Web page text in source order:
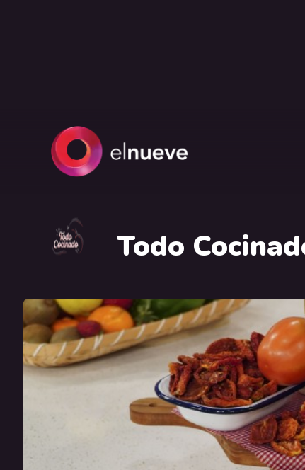
Todo